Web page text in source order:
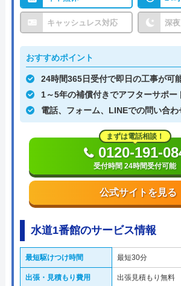
キャッシュレス対応 深
おすすめポイント
24時間365日受付で即日の工事が可
1～5年の補償付きでアフターサポー
電話、フォーム、LINEでの問い合わ
公式サイトを見る
まずは電話相談！
0120-191-
受付時間 24時間受付可能
水道1番館のサービス情報
最短駆けつけ時間 最短30分
出張・見積もり費用 出張見積もり無料